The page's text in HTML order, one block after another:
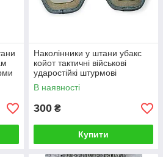
Наколінники у штани убакс
койот тактичні військові
ударостійкі штурмові
анатомічні
В наявності
300 ₴
Купити